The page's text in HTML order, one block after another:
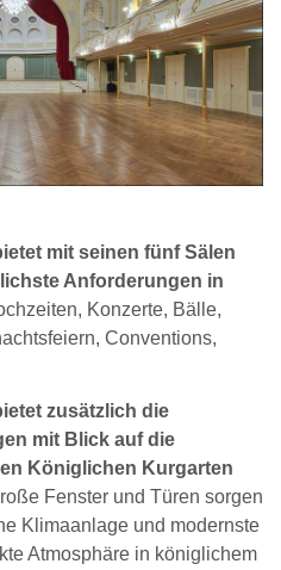
mit seinen fünf Sälen
Anforderungen in
Konzerte, Bälle,
Conventions,
zusätzlich die
mit Blick auf die
Königlichen Kurgarten
Fenster und Türen sorgen
Klimaanlage und modernste
Atmosphäre in königlichem